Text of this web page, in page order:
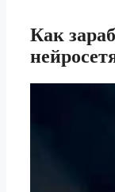
Как